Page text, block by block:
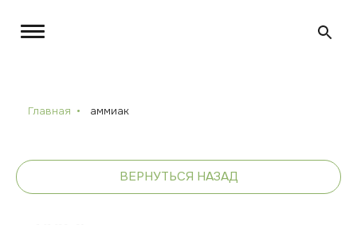
Главная аммиак
ВЕРНУТЬСЯ НАЗАД